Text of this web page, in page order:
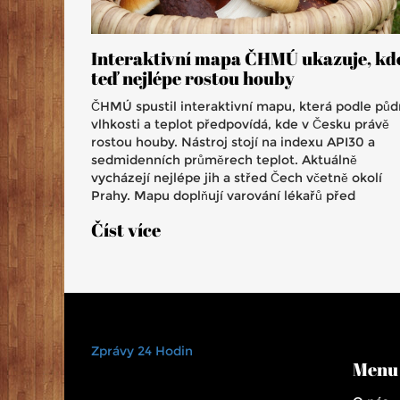
Interaktivní mapa ČHMÚ ukazuje,
teď nejlépe rostou houby
ČHMÚ spustil interaktivní mapu, která podle
vlhkosti a teplot předpovídá, kde v Česku právě
rostou houby. Nástroj stojí na indexu API30 a
sedmidenních průměrech teplot. Aktuálně
vycházejí nejlépe jih a střed Čech včetně okolí
Prahy. Mapu doplňují varování lékařů před
houbařům.
Číst více
Zprávy 24 Hodin
Menu